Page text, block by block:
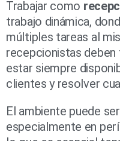
Trabajar como
trabajo dinámica,
múltiples tareas al
recepcionistas
estar siempre
clientes y resolver
El ambiente puede
especialmente en